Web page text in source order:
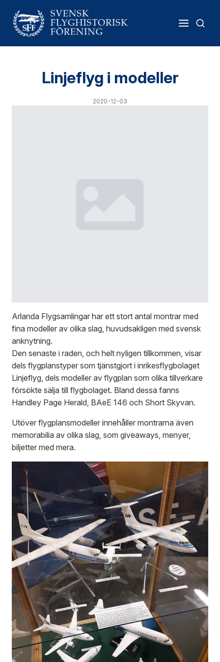
Linjeflyg i modeller
2020-12-03
Arlanda Flygsamlingar har ett stort antal montrar med
fina modeller av olika slag, huvudsakligen med svensk
anknytning.
Den senaste i raden, och helt nyligen tillkommen, visar
dels flygplanstyper som tjänstgjort i inrikesflygbolaget
Linjeflyg, dels modeller av flygplan som olika tillverkare
försökte sälja till flygbolaget. Bland dessa fanns
Handley Page Herald, BAeE 146 och Short Skyvan.
Utöver flygplansmodeller innehåller montrarna även
memorabilia av olika slag, som giveaways, menyer,
biljetter med mera.